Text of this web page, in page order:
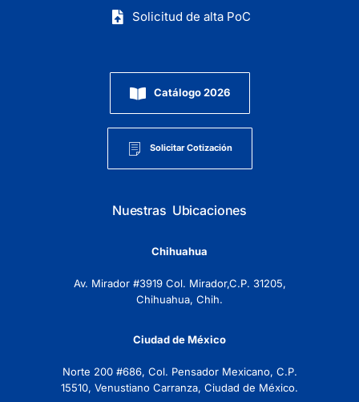
Solicitud de alta PoC
Catálogo 2026
Solicitar Cotización
Nuestras Ubicaciones
Chihuahua
Av. Mirador #3919 Col. Mirador,C.P. 31205,
Chihuahua, Chih.
Ciudad de México
Norte 200 #686, Col. Pensador Mexicano, C.P.
15510, Venustiano Carranza, Ciudad de México.